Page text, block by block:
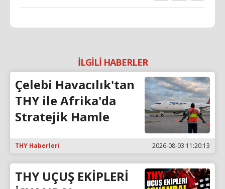
İLGİLİ HABERLER
Çelebi Havacılık'tan
THY ile Afrika'da
Stratejik Hamle
THY Haberleri 2026-08-03 11:20:13
THY UÇUŞ EKİPLERİ